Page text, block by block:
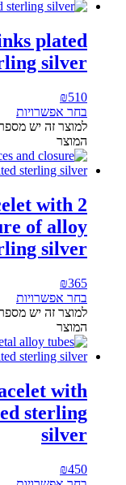
plated
silver
₪510
בחר אפשרויות
למוצר זה יש
המוצר
with 2
of alloy
silver
₪365
בחר אפשרויות
למוצר זה יש
המוצר
with
sterling
silver
₪450